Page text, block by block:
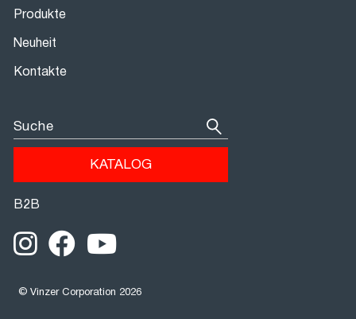
Produkte
Neuheit
Kontakte
Suche
KATALOG
В2В
© Vinzer Corporation 2026